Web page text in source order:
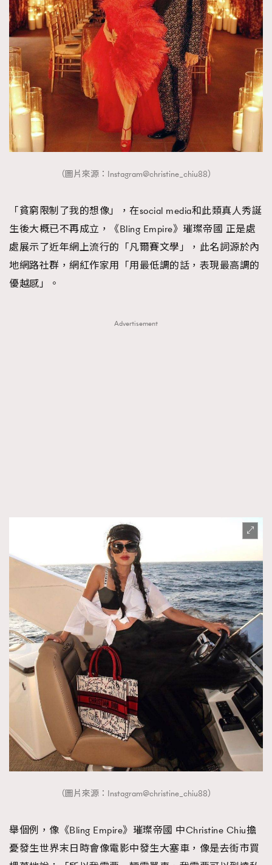
TRENDING
AFrenchMind
DressLikeAParisienne
EmpowerF
FashionWeek FigaroAesthetic
（圖片來源：Instagram@christine_chiu88）
「貧窮限制了我的想像」，在social media和此類真人秀誕
生後大概已不再成立，《Bling Empire》璀璨帝國 正是處
處展示了近年網上流行的「凡爾賽文學」，此名詞源於內
地網路社群，網紅作家用「用最低調的話，表現最高調的
優越感」。
Advertisement
（圖片來源：Instagram@christine_chiu88）
舉個例，像《Bling Empire》璀璨帝國 中Christine Chiu擔
憂發生世界末日時會像電影中發生大塞車，像是去街市買